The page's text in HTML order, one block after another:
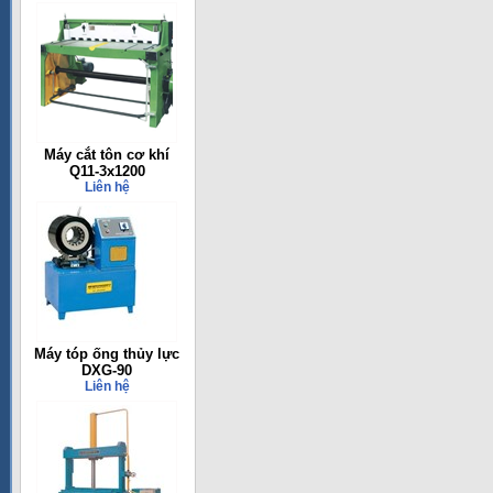
Máy cắt tôn cơ khí
Q11-3x1200
Liên hệ
Máy tóp ống thủy lực
DXG-90
Liên hệ